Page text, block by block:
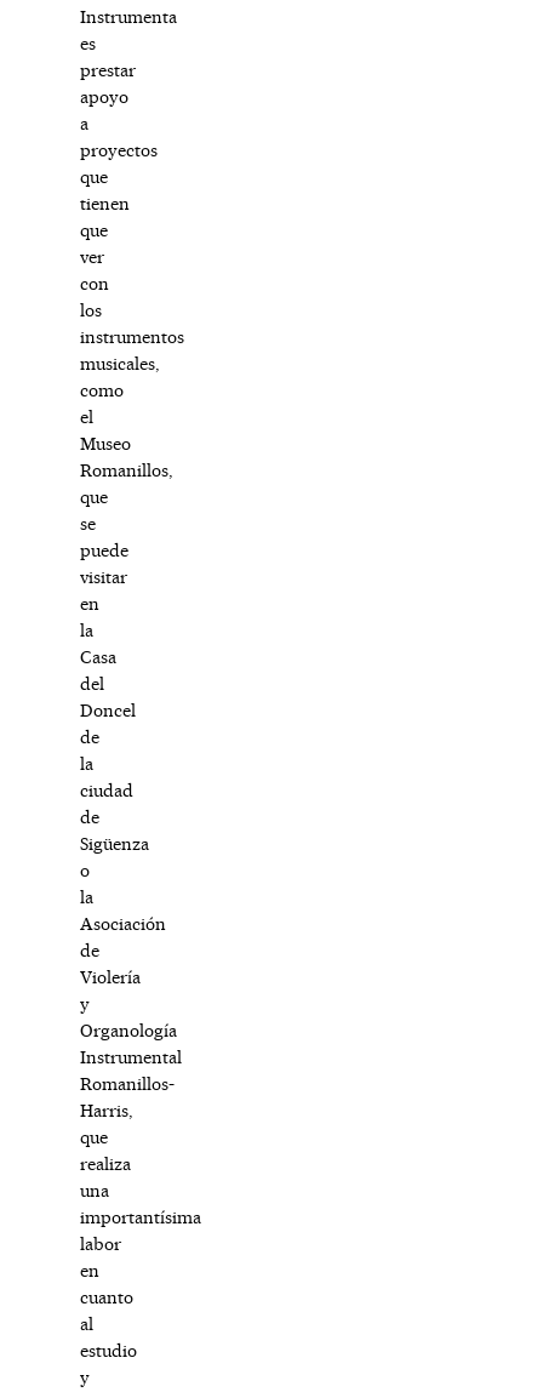
Instrumenta
es
prestar
apoyo
a
proyectos
que
tienen
que
ver
con
los
instrumentos
musicales,
como
el
Museo
Romanillos,
que
se
puede
visitar
en
la
Casa
del
Doncel
de
la
ciudad
de
Sigüenza
o
la
Asociación
de
Violería
y
Organología
Instrumental
Romanillos-
Harris,
que
realiza
una
importantísima
labor
en
cuanto
al
estudio
y